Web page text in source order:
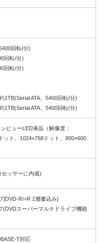
回転/分)
回転/分)
回転/分)
1TB(Serial ATA、5400回転/分)
1TB(Serial ATA、5400回転/分)
ビューLED液晶（解像度：
ット、1024×768ドット、800×600
ッサーに内蔵)
[DVD-R/+R 2層書込み]
(DVDスーパーマルチドライブ機能
T対応